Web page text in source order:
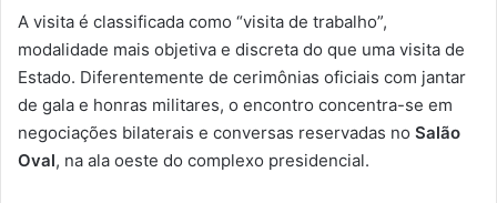
A visita é classificada como “visita de trabalho”,
modalidade mais objetiva e discreta do que uma visita de
Estado. Diferentemente de cerimônias oficiais com jantar
de gala e honras militares, o encontro concentra-se em
negociações bilaterais e conversas reservadas no Salão
Oval, na ala oeste do complexo presidencial.